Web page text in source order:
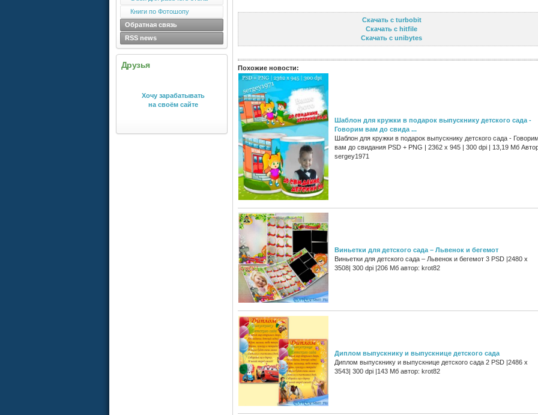
Книги по Фотошопу
Обратная связь
RSS news
Друзья
Хочу зарабатывать
на своём сайте
Скачать с turbobit
Скачать с hitfile
Скачать с unibytes
Похожие новости:
Шаблон для кружки в подарок выпускнику детского сада -
Говорим вам до свида ...
Шаблон для кружки в подарок выпускнику детского сада -
вам до свидания PSD + PNG | 2362 x 945 | 300 dpi | 13,19 Мб
sergey1971
Виньетки для детского сада – Львенок и бегемот
Виньетки для детского сада – Львенок и бегемот 3 PSD |2480 x
3508| 300 dpi |206 Мб автор: krot82
Диплом выпускнику и выпускнице детского сада
Диплом выпускнику и выпускнице детского сада 2 PSD |2486 x
3543| 300 dpi |143 Мб автор: krot82